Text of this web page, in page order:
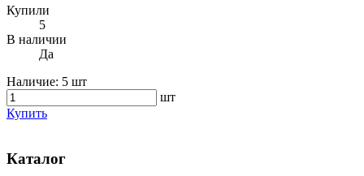
Купили
5
В наличии
Да
Наличие: 5 шт
шт
Купить
Каталог